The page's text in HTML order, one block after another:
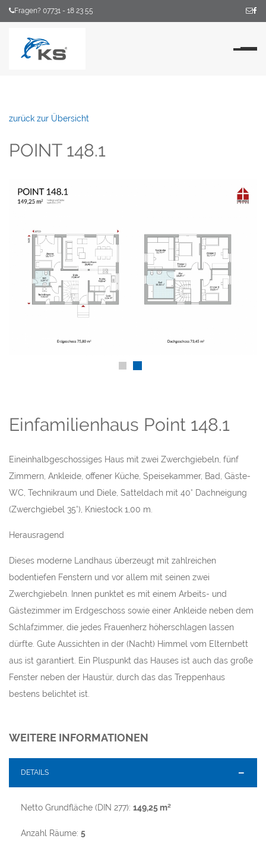
Fragen? 07731 - 18 23 55
zurück zur Übersicht
POINT 148.1
Einfamilienhaus Point 148.1
Eineinhalbgeschossiges Haus mit zwei Zwerchgiebeln, fünf
Zimmern, Ankleide, offener Küche, Speisekammer, Bad, Gäste-
WC, Technikraum und Diele, Satteldach mit 40° Dachneigung
(Zwerchgiebel 35°), Kniestock 1,00 m.
Herausragend
Dieses moderne Landhaus überzeugt mit zahlreichen
bodentiefen Fenstern und vor allem mit seinen zwei
Zwerchgiebeln. Innen punktet es mit einem Arbeits- und
Gästezimmer im Erdgeschoss sowie einer Ankleide neben dem
Schlafzimmer, die jedes Frauenherz höherschlagen lassen
dürfte. Gute Aussichten in der (Nacht) Himmel vom Elternbett
aus ist garantiert. Ein Pluspunkt das Hauses ist auch das große
Fenster neben der Haustür, durch das das Treppenhaus
bestens belichtet ist.
WEITERE INFORMATIONEN
DETAILS
Netto Grundfläche (DIN 277): 149,25 m²
Anzahl Räume: 5